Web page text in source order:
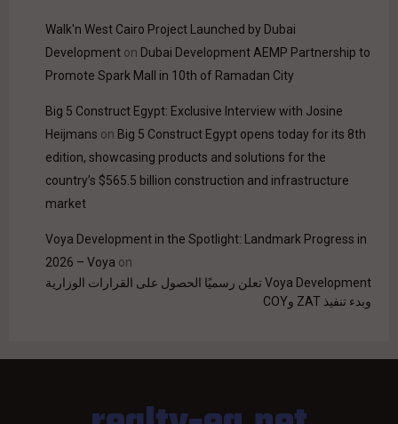
Walk'n West Cairo Project Launched by Dubai
Development on Dubai Development AEMP Partnership to
Promote Spark Mall in 10th of Ramadan City
Big 5 Construct Egypt: Exclusive Interview with Josine
Heijmans on Big 5 Construct Egypt opens today for its 8th
edition, showcasing products and solutions for the
country’s $565.5 billion construction and infrastructure
market
Voya Development in the Spotlight: Landmark Progress in
2026 – Voya on
Voya Development تعلن رسميًا الحصول على القرارات الوزارية
وبدء تنفيذ ZAT وCOY